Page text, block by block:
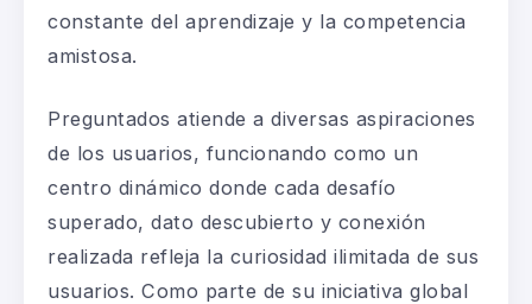
constante del aprendizaje y la competencia
amistosa.
Preguntados atiende a diversas aspiraciones
de los usuarios, funcionando como un
centro dinámico donde cada desafío
superado, dato descubierto y conexión
realizada refleja la curiosidad ilimitada de sus
usuarios. Como parte de su iniciativa global